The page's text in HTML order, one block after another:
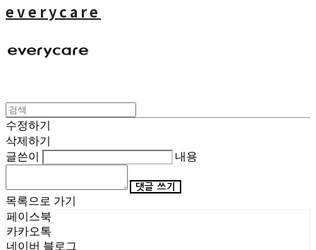
everycare
수정하기
삭제하기
글쓴이
내용
댓글 쓰기
목록으로 가기
페이스북
카카오톡
네이버 블로그